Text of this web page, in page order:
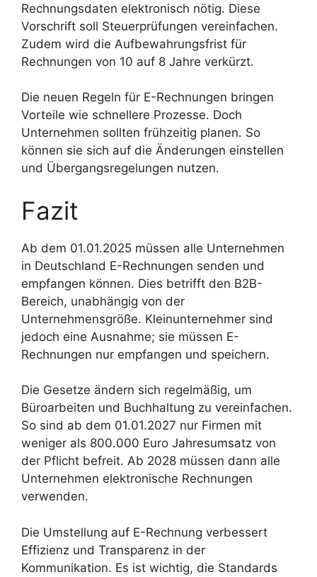
Rechnungsdaten elektronisch nötig. Diese
Vorschrift soll Steuerprüfungen vereinfachen.
Zudem wird die Aufbewahrungsfrist für
Rechnungen von 10 auf 8 Jahre verkürzt.
Die neuen Regeln für E-Rechnungen bringen
Vorteile wie schnellere Prozesse. Doch
Unternehmen sollten frühzeitig planen. So
können sie sich auf die Änderungen einstellen
und Übergangsregelungen nutzen.
Fazit
Ab dem 01.01.2025 müssen alle Unternehmen
in Deutschland E-Rechnungen senden und
empfangen können. Dies betrifft den B2B-
Bereich, unabhängig von der
Unternehmensgröße. Kleinunternehmer sind
jedoch eine Ausnahme; sie müssen E-
Rechnungen nur empfangen und speichern.
Die Gesetze ändern sich regelmäßig, um
Büroarbeiten und Buchhaltung zu vereinfachen.
So sind ab dem 01.01.2027 nur Firmen mit
weniger als 800.000 Euro Jahresumsatz von
der Pflicht befreit. Ab 2028 müssen dann alle
Unternehmen elektronische Rechnungen
verwenden.
Die Umstellung auf E-Rechnung verbessert
Effizienz und Transparenz in der
Kommunikation. Es ist wichtig, die Standards